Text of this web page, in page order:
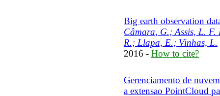
Big earth observation
Câmara, G.; Assis, L.
R.; Llapa, E.; Vinhas, L.
2016 - How to cite?
Gerenciamento de
a extensao PointCloud